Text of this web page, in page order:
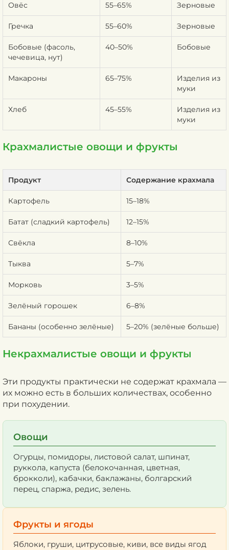
Овёс 55–65% Зерновые
Гречка 55–60% Зерновые
Бобовые (фасоль,
чечевица, нут)
40–50% Бобовые
Макароны 65–75%
Изделия из
муки
Хлеб 45–55%
Изделия из
муки
Крахмалистые овощи и фрукты
Продукт Содержание крахмала
Картофель 15–18%
Батат (сладкий картофель) 12–15%
Свёкла 8–10%
Тыква 5–7%
Морковь 3–5%
Зелёный горошек 6–8%
Бананы (особенно зелёные) 5–20% (зелёные больше)
Некрахмалистые овощи и фрукты
Эти продукты практически не содержат крахмала —
их можно есть в больших количествах, особенно
при похудении.
Овощи
Огурцы, помидоры, листовой салат, шпинат,
руккола, капуста (белокочанная, цветная,
брокколи), кабачки, баклажаны, болгарский
перец, спаржа, редис, зелень.
Фрукты и ягоды
Яблоки, груши, цитрусовые, киви, все виды ягод